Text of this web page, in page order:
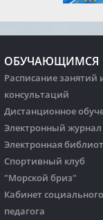
ОБУЧАЮЩИМСЯ
Расписание занятий
консультаций
Дистанционное
Электронный журнал
Электронная
Спортивный клуб
"Морской бриз"
Кабинет социального
педагога